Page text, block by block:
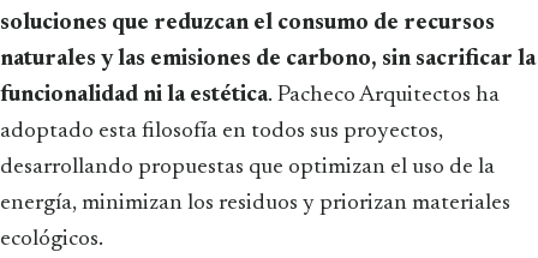
soluciones que reduzcan el consumo de recursos
naturales y las emisiones de carbono, sin sacrificar la
funcionalidad ni la estética. Pacheco Arquitectos ha
adoptado esta filosofía en todos sus proyectos,
desarrollando propuestas que optimizan el uso de la
energía, minimizan los residuos y priorizan materiales
ecológicos.